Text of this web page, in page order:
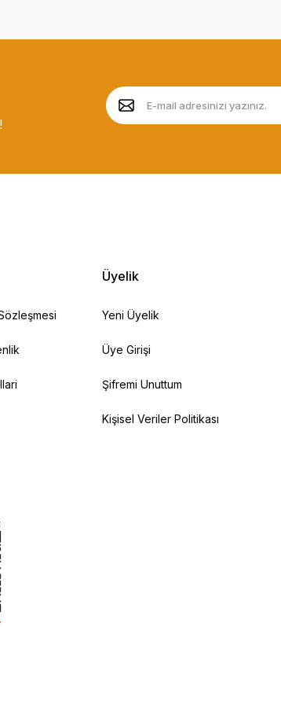
Üyelik
Yeni Üyelik
Üye Girişi
Şifremi Unuttum
Kişisel Veriler Politikası